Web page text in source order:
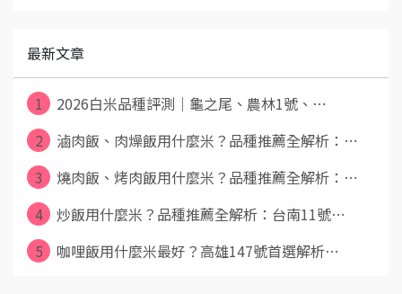
最新文章
1
2026白米品種評測｜龜之尾、農林1號、⋯
2
滷肉飯、肉燥飯用什麼米？品種推薦全解析：⋯
3
燒肉飯、烤肉飯用什麼米？品種推薦全解析：⋯
4
炒飯用什麼米？品種推薦全解析：台南11號⋯
5
咖哩飯用什麼米最好？高雄147號首選解析⋯